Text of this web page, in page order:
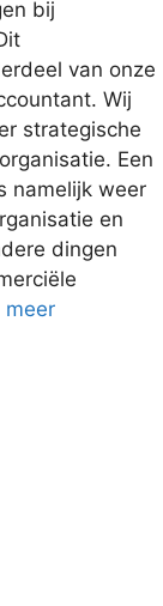
bij
van onze
Wij
strategische
Een
namelijk weer
en
dingen
meer